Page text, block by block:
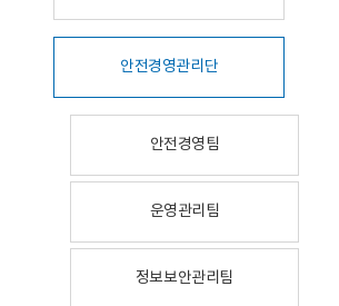
안전경영관리단
안전경영팀
운영관리팀
정보보안관리팀